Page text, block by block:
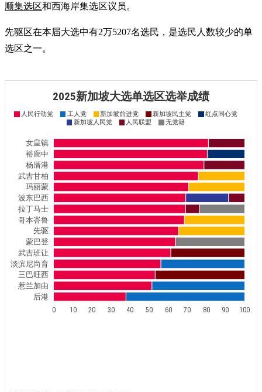
顺集选区和西海岸集选区议员。
先驱区在本届大选中有2万5207名选民，是选民人数较少的单
选区之一。